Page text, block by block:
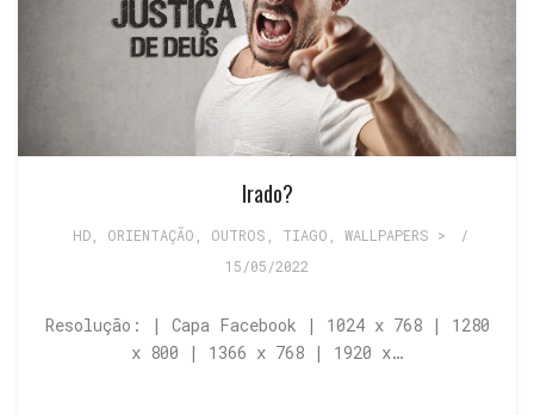
Irado?
HD, ORIENTAÇÃO OUTROS TIAGO WALLPAPERS >
/
15/05/2022
Resolução: | Capa Facebook | 1024 x 768 | 1280
x 800 | 1366 x 768 | 1920 x…